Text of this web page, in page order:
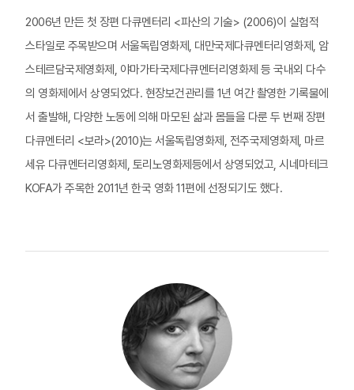
2006년 만든 첫 장편 다큐멘터리 <파산의 기술> (2006)이 실험적
스타일로 주목받으며 서울독립영화제, 대만국제다큐멘터리영화제, 암
스테르담국제영화제, 야마가타국제다큐멘터리영화제 등 국내외 다수
의 영화제에서 상영되었다. 현장보건관리를 1년 여간 촬영한 기록물에
서 출발해, 다양한 노동에 의해 마모된 삶과 몸들을 다룬 두 번째 장편
다큐멘터리 <보라>(2010)는 서울독립영화제, 전주국제영화제, 마르
세유 다큐멘터리영화제, 토리노영화제등에서 상영되었고, 시네마테크
KOFA가 주목한 2011년 한국 영화 11편에 선정되기도 했다.